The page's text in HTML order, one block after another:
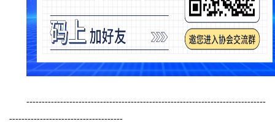
------------------------------------------------------------------------------
-------------------------------------